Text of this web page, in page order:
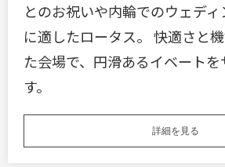
とのお祝いや内輪でのウェデ
に適したロータス。 快適さと
た会場で、円滑あるイベートを
す。
詳細を見る